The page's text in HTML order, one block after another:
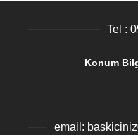
Tel :
Konum